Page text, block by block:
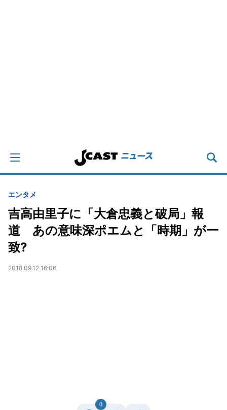
エンタメ
吉高由里子に「大倉忠義と破局」報
道 あの意味深ポエムと「時期」が一
致?
2018.09.12 16:06
0